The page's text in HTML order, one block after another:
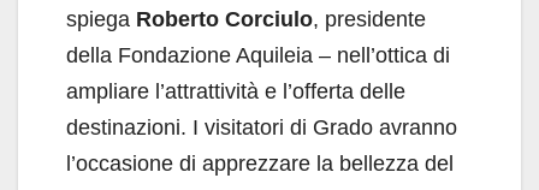
spiega Roberto Corciulo, presidente
della Fondazione Aquileia – nell’ottica di
ampliare l’attrattività e l’offerta delle
destinazioni. I visitatori di Grado avranno
l’occasione di apprezzare la bellezza del